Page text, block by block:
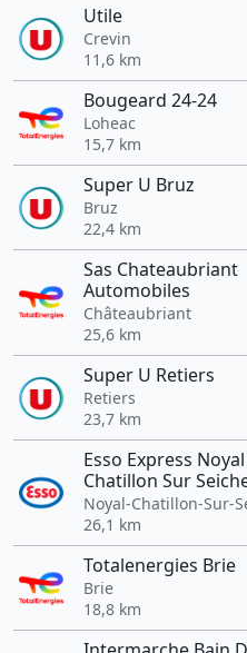
Utile
Crevin
11,6 km
Bougeard 24-24
Loheac
15,7 km
Super U Bruz
Bruz
22,4 km
Sas Chateaubriant
Automobiles
Châteaubriant
25,6 km
Super U Retiers
Retiers
23,7 km
Esso Express Noyal
Chatillon Sur
Noyal-Chatillon-Sur-
26,1 km
Totalenergies Brie
Brie
18,8 km